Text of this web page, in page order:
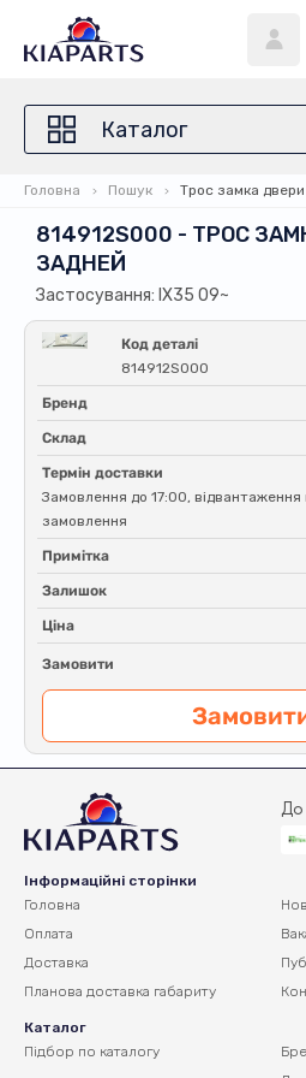
Каталог
Головна Пошук Трос замка
814912S000 - ТРОС
ЗАДНЕЙ
Застосування: IX35 09~
Код деталі
814912S000
Бренд
Склад
Термін доставки
Замовлення до 17:00, відвантаження
замовлення
Примітка
Залишок
Ціна
Замовити
До
Інформаційні сторінки
Головна
Оплата
Доставка
Планова доставка габариту
Каталог
Підбор по каталогу